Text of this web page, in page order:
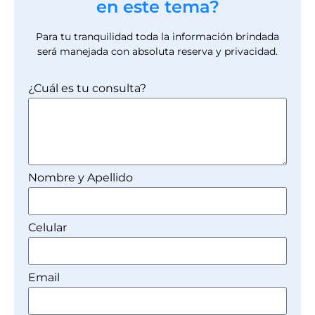
en este tema?
Para tu tranquilidad toda la información brindada
será manejada con absoluta reserva y privacidad.
¿Cuál es tu consulta?
Nombre y Apellido
Celular
Email